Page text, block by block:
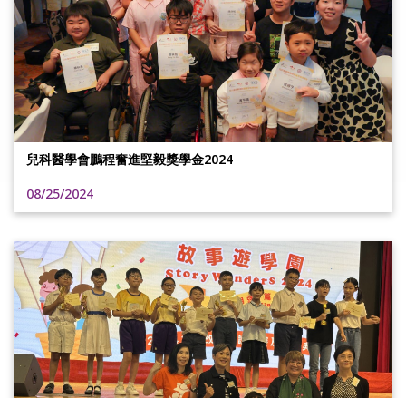
兒科醫學會鵬程奮進堅毅獎學金2024
08/25/2024